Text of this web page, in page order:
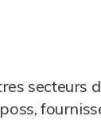
secteurs